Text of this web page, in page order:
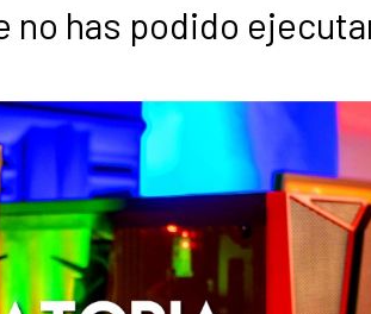
no has podido